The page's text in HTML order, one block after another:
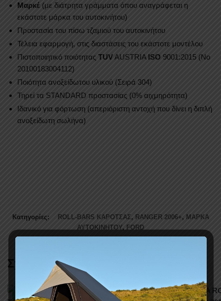
Μαρκέ (με διάτρητα γράμματα όπου αναγράφεται η
εκάστοτε μάρκα του αυτοκινήτου)
Προστασία του πίσω τζαμιού του αυτοκινήτου
Τέλεια εφαρμογή, στις διαστάσεις του εκάστοτε μοντέλου
Πιστοποιητικό ποιότητας TUVAUSTRIA ISO 9001:2015 (No
20100183004112)
Ποιότητα ανοξείδωτου υλικού (Σειρά 304)
Τηρεί τα STANDARD προστασίας (0% αιχμηρότητα)
Ιδανικό για φόρτωση (απεριόριστη αντοχή που δίνει η διπλή
ανοξείδωτη σωλήνα)
Κατηγορίες: ROLL-BARS ΚΑΡΟΤΣΑΣ, RANGER 2006+, ΜΑΡΚΑ
ΑΥΤΟΚΙΝΗΤΟΥ, FORD
Σχετικά προϊόντα
-11%